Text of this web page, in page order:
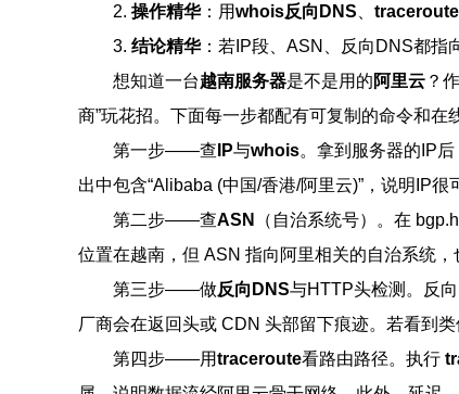
2. 操作精华：用whois反向DNS traceroute
3. 结论精华：若IP段、ASN、反向DNS都指
想知道一台越南服务器是不是用的阿里云 ？
商”玩花招。下面每一步都配有可复制的命令和在
第一步——查 IP与whois。拿到服务器的IP
出中包含“Alibaba (中国/香港/阿里云)”，说明IP很
第二步——查ASN
（自治系统号）。在
位置在越南，但 ASN 指向阿里相关的自治系统，
第三步——做反向DNS与HTTP头检测。反
厂商会在返回头或 CDN 头部留下痕迹。若看到
第四步——用traceroute看路由路径。执行